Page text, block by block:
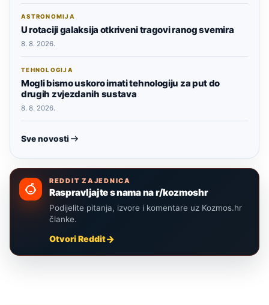
ASTRONOMIJA
U rotaciji galaksija otkriveni tragovi ranog svemira
8. 8. 2026.
TEHNOLOGIJA
Mogli bismo uskoro imati tehnologiju za put do
drugih zvjezdanih sustava
8. 8. 2026.
Sve novosti
REDDIT ZAJEDNICA
Raspravljajte s nama na r/kozmoshr
Podijelite pitanja, izvore i komentare uz Kozmos.hr
članke.
Otvori Reddit